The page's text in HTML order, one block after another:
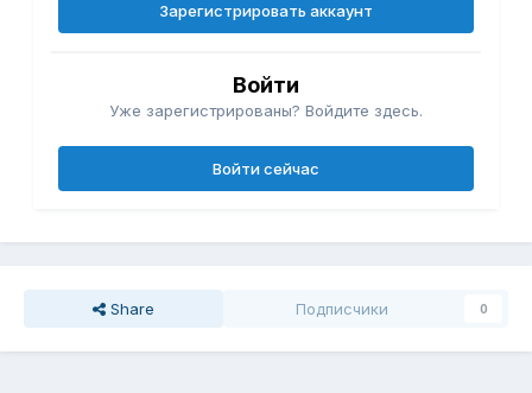
Зарегистрировать аккаунт
Войти
Уже зарегистрированы? Войдите здесь.
Войти сейчас
Share Подписчики 0